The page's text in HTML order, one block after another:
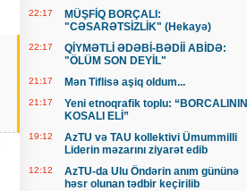
22:17
MÜŞFİQ BORÇALI:
"CƏSARƏTSİZLİK" (Hekayə)
22:17
QİYMƏTLİ ƏDƏBİ-BƏDİİ ABİDƏ:
"ÖLÜM SON DEYİL"
21:17 Mən Tiflisə aşiq oldum...
21:17
Yeni etnoqrafik toplu: “BORCALININ
KOSALI ELİ”
19:12
AzTU və TAU kollektivi Ümummilli
Liderin məzarını ziyarət edib
12:12
AzTU-da Ulu Öndərin anım gününə
həsr olunan tədbir keçirilib